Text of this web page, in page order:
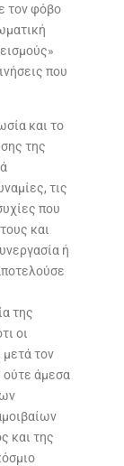
τον φόβο
που
και το
της
τις
που
και
ή
της
οι
μετά τον
ούτε άμεσα
και της